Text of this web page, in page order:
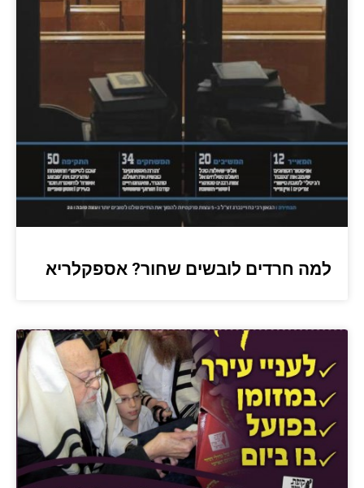
למה חרדים לובשים שחור? אספקלריא